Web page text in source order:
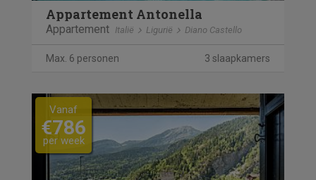
Appartement Antonella
Appartement Italië Ligurië Diano Castello
Max. 6 personen 3 slaapkamers
Previous Next
Vanaf
€786
per week